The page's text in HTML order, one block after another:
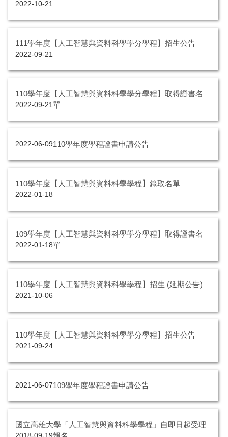
2022-10-21
111學年度【人工智慧與資料科學學分學程】招生公告
2022-09-21
110學年度【人工智慧與資料科學學分學程】取得證書名
單
2022-09-21
110學年度學程證書申請公告
2022-06-09
110學年度【人工智慧與資料科學學程】錄取名單
2022-01-18
109學年度【人工智慧與資料科學學分學程】取得證書名
單
2022-01-18
110學年度【人工智慧與資料科學學程】招生 (延期公告)
2021-10-06
110學年度【人工智慧與資料科學學分學程】招生公告
2021-09-24
109學年度學程證書申請公告
2021-06-07
國立高雄大學「人工智慧與資料科學學程」自即日起受理